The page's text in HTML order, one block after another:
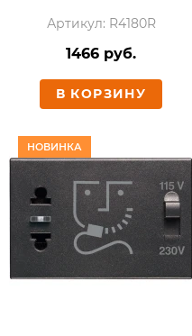
Артикул: R4180R
1466 руб.
В КОРЗИНУ
НОВИНКА